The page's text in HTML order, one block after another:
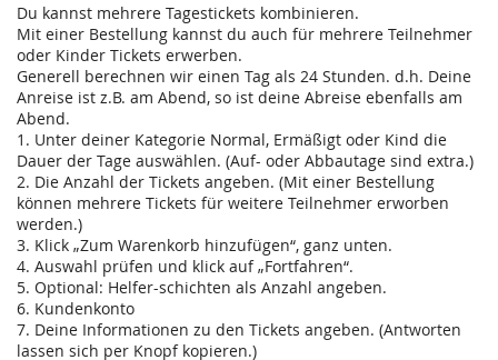
Du kannst mehrere Tagestickets kombinieren.
Mit einer Bestellung kannst du auch für mehrere Teilnehmer
oder Kinder Tickets erwerben.
Generell berechnen wir einen Tag als 24 Stunden. d.h. Deine
Anreise ist z.B. am Abend, so ist deine Abreise ebenfalls am
Abend.
1. Unter deiner Kategorie Normal, Ermäßigt oder Kind die
Dauer der Tage auswählen. (Auf- oder Abbautage sind extra.)
2. Die Anzahl der Tickets angeben. (Mit einer Bestellung
können mehrere Tickets für weitere Teilnehmer erworben
werden.)
3. Klick „Zum Warenkorb hinzufügen“, ganz unten.
4. Auswahl prüfen und klick auf „Fortfahren“.
5. Optional: Helfer-schichten als Anzahl angeben.
6. Kundenkonto
7. Deine Informationen zu den Tickets angeben. (Antworten
lassen sich per Knopf kopieren.)